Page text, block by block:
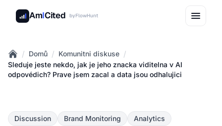
AmICited byFlowHunt
Home
/ Domů / Komunitni diskuse /
Sleduje jeste nekdo, jak je jeho znacka viditelna v AI
odpovédich? Prave jsem zacal a data jsou odhalujici
Discussion Brand Monitoring Analytics